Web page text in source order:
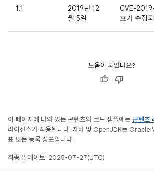
1.1
2019년 12
월 5일
CVE-
호가 수정
도움이 되었나요?
이 페이지에 나와 있는 콘텐츠와 코드 샘플에는 콘텐츠
라이선스가 적용됩니다. 자바 및 OpenJDK는 Oracle
표 또는 등록 상표입니다.
최종 업데이트: 2025-07-27(UTC)